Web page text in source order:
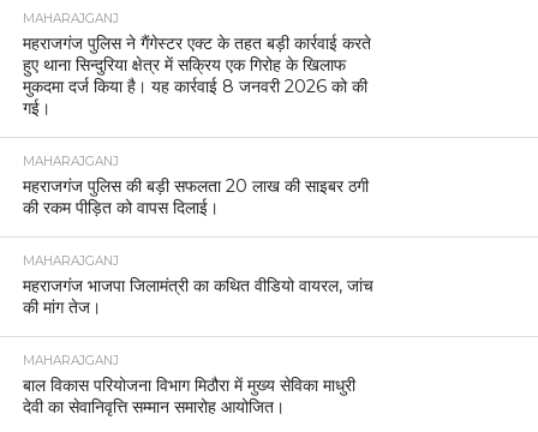
MAHARAJGANJ
महराजगंज पुलिस ने गैंगेस्टर एक्ट के तहत बड़ी कार्रवाई करते
हुए थाना सिन्दुरिया क्षेत्र में सक्रिय एक गिरोह के खिलाफ
मुकदमा दर्ज किया है। यह कार्रवाई 8 जनवरी 2026 को की
गई।
MAHARAJGANJ
महराजगंज पुलिस की बड़ी सफलता 20 लाख की साइबर ठगी
की रकम पीड़ित को वापस दिलाई।
MAHARAJGANJ
महराजगंज भाजपा जिलामंत्री का कथित वीडियो वायरल, जांच
की मांग तेज।
MAHARAJGANJ
बाल विकास परियोजना विभाग मिठौरा में मुख्य सेविका माधुरी
देवी का सेवानिवृत्ति सम्मान समारोह आयोजित।